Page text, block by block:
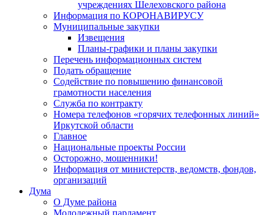
учреждениях Шелеховского района
Информация по КОРОНАВИРУСУ
Муниципальные закупки
Извещения
Планы-графики и планы закупки
Перечень информационных систем
Подать обращение
Содействие по повышению финансовой
грамотности населения
Служба по контракту
Номера телефонов «горячих телефонных линий»
Иркутской области
Главное
Национальные проекты России
Осторожно, мошенники!
Информация от министерств, ведомств, фондов,
организаций
Дума
О Думе района
Молодежный парламент